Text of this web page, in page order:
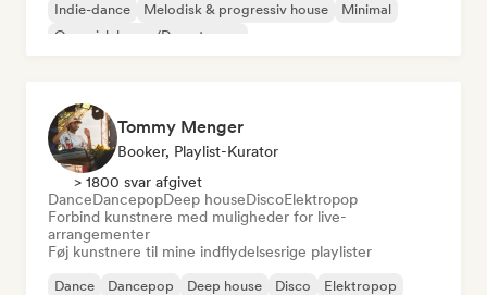
Indie-dance
Melodisk & progressiv house
Minimal
Organisk house/Downtempo
Tommy Menger
Booker, Playlist-Kurator
> 1800 svar afgivet
DanceDancepopDeep houseDiscoElektropop
Forbind kunstnere med muligheder for live-
arrangementer
Føj kunstnere til mine indflydelsesrige playlister
Dance Dancepop Deep house Disco
Elektropop